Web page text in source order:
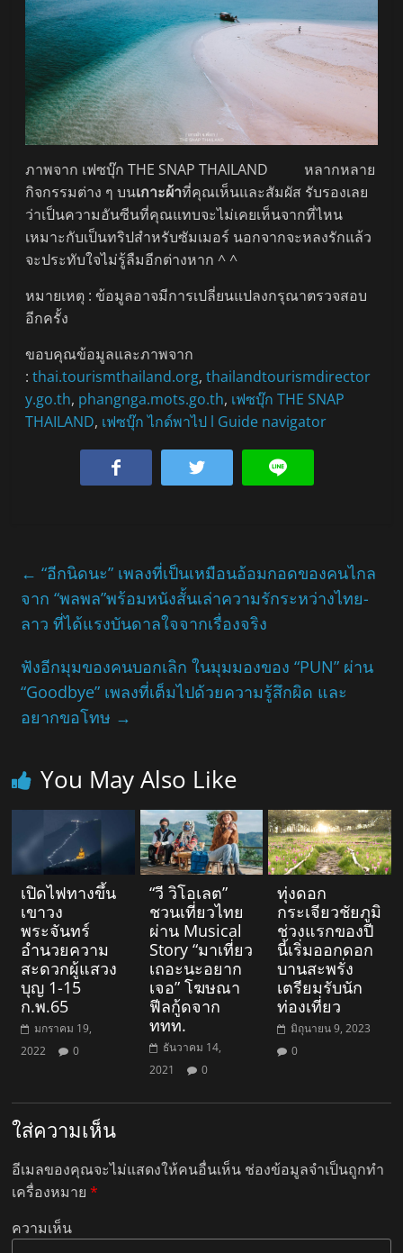
ภาพจาก เฟซบุ๊ก THE SNAP THAILAND หลากหลาย
กิจกรรมต่าง ๆ บนเกาะผ้าที่คุณเห็นและสัมผัส รับรองเลย
ว่าเป็นความอันซีนที่คุณแทบจะไม่เคยเห็นจากที่ไหน
เหมาะกับเป็นทริปสำหรับซัมเมอร์ นอกจากจะหลงรักแล้ว
จะประทับใจไม่รู้ลืมอีกต่างหาก ^ ^
หมายเหตุ : ข้อมูลอาจมีการเปลี่ยนแปลงกรุณาตรวจสอบ
อีกครั้ง
ขอบคุณข้อมูลและภาพจาก
:thai.tourismthailand.org,thailandtourismdirector
y.go.th, phangnga.mots.go.th, เฟซบุ๊ก THE SNAP
THAILAND, เฟซบุ๊ก ไกด์พาไป l Guide navigator
← “อีกนิดนะ” เพลงที่เป็นเหมือนอ้อมกอดของคนไกล
จาก “พลพล”พร้อมหนังสั้นเล่าความรักระหว่างไทย-
ลาว ที่ได้แรงบันดาลใจจากเรื่องจริง
ฟังอีกมุมของคนบอกเลิก ในมุมมองของ “PUN” ผ่าน
“Goodbye” เพลงที่เต็มไปด้วยความรู้สึกผิด และ
อยากขอโทษ →
You May Also Like
เปิดไฟทางขึ้น
เขาวง
พระจันทร์
อำนวยความ
สะดวกผู้แสวง
บุญ 1-15
ก.พ.65
มกราคม 19,
2022
0
“วี วิโอเลต”
ชวนเที่ยวไทย
ผ่าน Musical
Story “มาเที่ยว
เถอะนะอยาก
เจอ” โฆษณา
ฟีลกู้ดจาก
ททท.
ธันวาคม 14,
2021
0
ทุ่งดอก
กระเจียวชัยภูมิ
ช่วงแรกของปี
นี้เริ่มออกดอก
บานสะพรั่ง
เตรียมรับนัก
ท่องเที่ยว
มิถุนายน 9, 2023
0
ใส่ความเห็น
อีเมลของคุณจะไม่แสดงให้คนอื่นเห็น ช่องข้อมูลจำเป็นถูกทำ
เครื่องหมาย*
ความเห็น